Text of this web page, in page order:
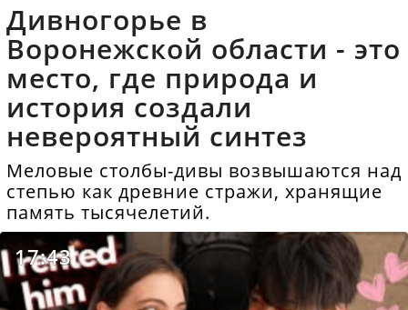
Дивногорье в
Воронежской области - это
место, где природа и
история создали
невероятный синтез
Меловые столбы-дивы возвышаются над
степью как древние стражи, хранящие
память тысячелетий.
17:43